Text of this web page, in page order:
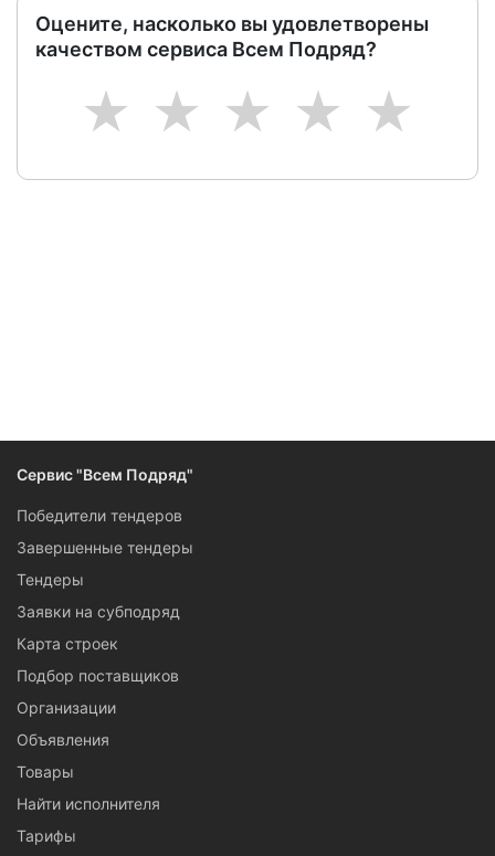
Оцените, насколько вы удовлетворены
качеством сервиса Всем Подряд?
5
4
3
2
1
Сервис "Всем Подряд"
Победители тендеров
Завершенные тендеры
Тендеры
Заявки на субподряд
Карта строек
Подбор поставщиков
Организации
Объявления
Товары
Найти исполнителя
Тарифы